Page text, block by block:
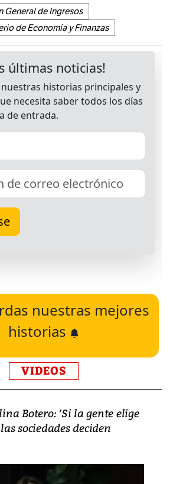
General de Ingresos
de Economía y Finanzas
nuestras mejores
historias
VIDEOS
Botero: ‘Si la gente elige
sociedades deciden